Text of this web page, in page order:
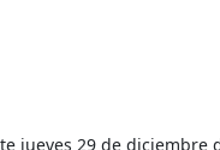
jueves 29 de diciembre